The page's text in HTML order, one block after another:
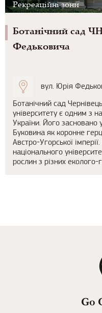
Рекреаційні зони
Ботанічний сад
Федьковича
вул. Юрія
Ботанічний сад
університету є одним з
України. Його засновано
Буковина як коронне
Австро-Угорської
національного
рослин з різних еколого-